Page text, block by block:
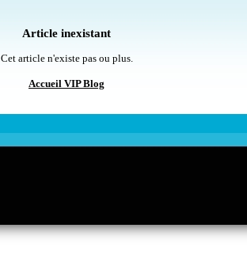
Article inexistant
Cet article n'existe pas ou plus.
Accueil VIP Blog